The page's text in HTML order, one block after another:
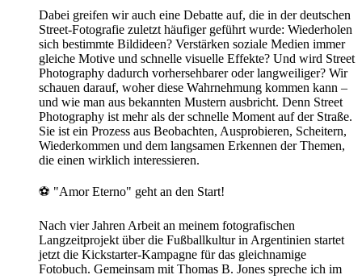
Dabei greifen wir auch eine Debatte auf, die in der deutschen
Street-Fotografie zuletzt häufiger geführt wurde: Wiederholen
sich bestimmte Bildideen? Verstärken soziale Medien immer
gleiche Motive und schnelle visuelle Effekte? Und wird Street
Photography dadurch vorhersehbarer oder langweiliger? Wir
schauen darauf, woher diese Wahrnehmung kommen kann –
und wie man aus bekannten Mustern ausbricht. Denn Street
Photography ist mehr als der schnelle Moment auf der Straße.
Sie ist ein Prozess aus Beobachten, Ausprobieren, Scheitern,
Wiederkommen und dem langsamen Erkennen der Themen,
die einen wirklich interessieren.
⚽ "Amor Eterno" geht an den Start!
Nach vier Jahren Arbeit an meinem fotografischen
Langzeitprojekt über die Fußballkultur in Argentinien startet
jetzt die Kickstarter-Kampagne für das gleichnamige
Fotobuch. Gemeinsam mit Thomas B. Jones spreche ich im